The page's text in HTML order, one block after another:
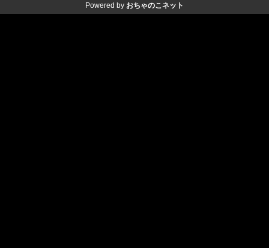
Powered by おちゃのこネット